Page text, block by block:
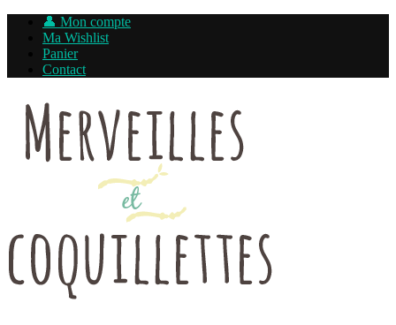
👤 Mon compte
Ma Wishlist
Panier
Contact